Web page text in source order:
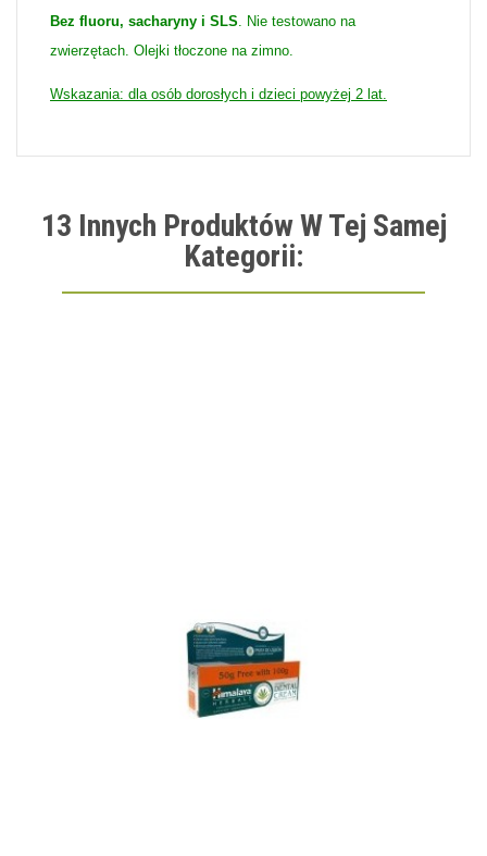
Bez fluoru, sacharyny i SLS. Nie testowano na
zwierzętach. Olejki tłoczone na zimno.
Wskazania: dla osób dorosłych i dzieci powyżej 2 lat.
13 Innych Produktów W Tej Samej
Kategorii: